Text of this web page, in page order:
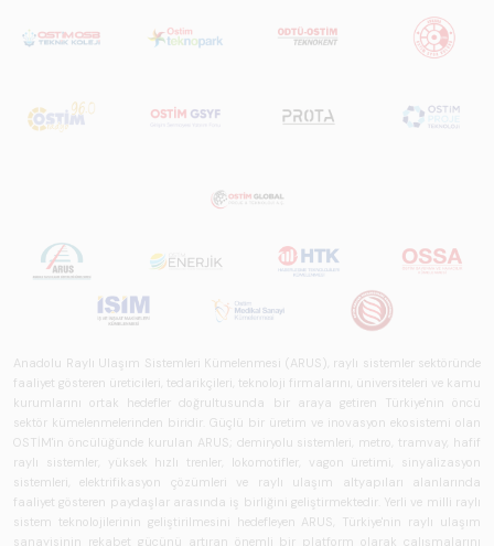
ekosistem yapısı
ve gelecek
biçimde ele alan
Anadolu Raylı Ulaşım Sistemleri Kümelenmesi (ARUS), raylı sistemler sektöründe
faaliyet gösteren üreticileri, tedarikçileri, teknoloji firmalarını, üniversiteleri ve kamu
kurumlarını ortak hedefler doğrultusunda bir araya getiren Türkiye'nin öncü
sektör kümelenmelerinden biridir. Güçlü bir üretim ve inovasyon ekosistemi olan
OSTİM'in öncülüğünde kurulan ARUS; demiryolu sistemleri, metro, tramvay, hafif
raylı sistemler, yüksek hızlı trenler, lokomotifler, vagon üretimi, sinyalizasyon
sistemleri, elektrifikasyon çözümleri ve raylı ulaşım altyapıları alanlarında
faaliyet gösteren paydaşlar arasında iş birliğini geliştirmektedir. Yerli ve milli raylı
sistem teknolojilerinin geliştirilmesini hedefleyen ARUS, Türkiye'nin raylı ulaşım
sanayisinin rekabet gücünü artıran önemli bir platform olarak çalışmalarını